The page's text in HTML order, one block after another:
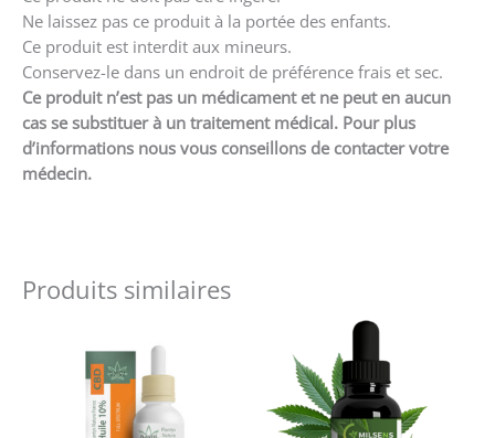
Ne laissez pas ce produit à la portée des enfants.
Ce produit est interdit aux mineurs.
Conservez-le dans un endroit de préférence frais et sec.
Ce produit n’est pas un médicament et ne peut en aucun
cas se substituer à un traitement médical. Pour plus
d’informations nous vous conseillons de contacter votre
médecin.
Produits similaires